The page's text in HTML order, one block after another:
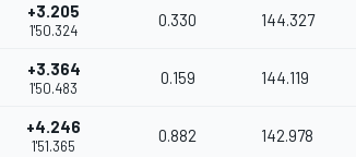
+3.205
1'50.324
0.330 144.327
+3.364
1'50.483
0.159 144.119
+4.246
1'51.365
0.882 142.978